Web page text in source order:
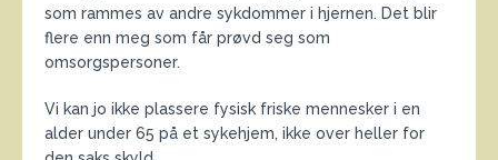
som rammes av andre sykdommer i hjernen. Det blir
flere enn meg som får prøvd seg som
omsorgspersoner.
Vi kan jo ikke plassere fysisk friske mennesker i en
alder under 65 på et sykehjem, ikke over heller for